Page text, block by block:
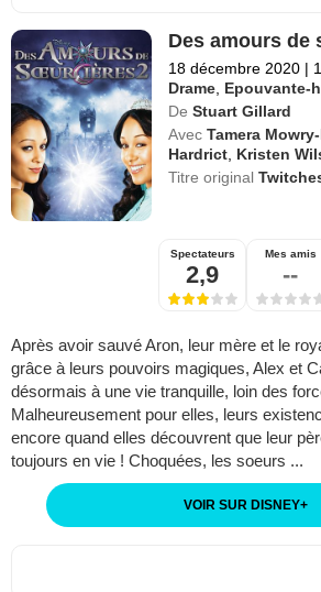
Des amours de
18 décembre 2020 |
Drame Epouvante-
De Stuart Gillard
Avec Tamera
Hardrict Kristen
Titre original
Spectateurs
2,9
Mes amis
--
Après avoir sauvé Aron, leur mère et le
grâce à leurs pouvoirs magiques, Alex et
désormais à une vie tranquille, loin des
Malheureusement pour elles, leurs
encore quand elles découvrent que leur
toujours en vie ! Choquées, les soeurs ...
VOIR SUR DISNEY+